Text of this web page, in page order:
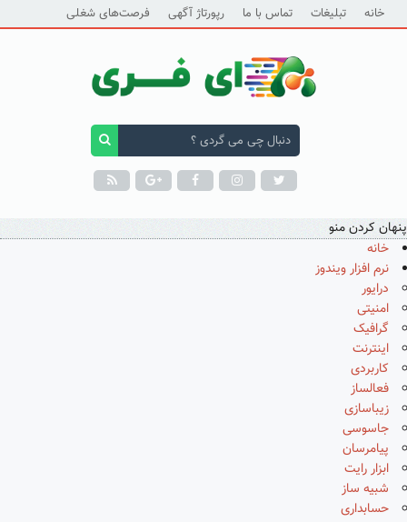
خانه تبلیغات تماس با ما رپورتاژ آگهی فرصت‌های شغلی
پنهان کردن منو
خانه
نرم افزار ویندوز
درایور
امنیتی
گرافیک
اینترنت
کاربردی
فعالساز
زیباسازی
جاسوسی
پیامرسان
ابزار رایت
شبیه ساز
حسابداری